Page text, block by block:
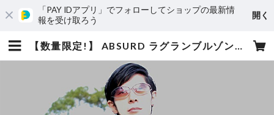
「PAY IDアプリ」でフォローしてショップの最新情
報を受け取ろう
開く
【数量限定!】 ABSURD ラグランブルゾン 肩ライン 切り替え ジャージー素材 カジュアル 立ち襟 アブサード SYURIKEN（上B） | absurd